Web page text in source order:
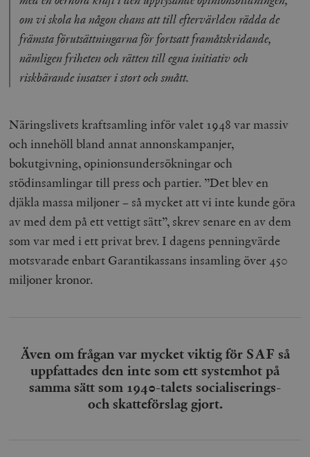
om vi skola ha någon chans att till eftervärlden rädda de
främsta förutsättningarna för fortsatt framåtskridande,
nämligen friheten och rätten till egna initiativ och
riskbärande insatser i stort och smått.
Näringslivets kraftsamling inför valet 1948 var massiv
och innehöll bland annat annonskampanjer,
bokutgivning, opinionsundersökningar och
stödinsamlingar till press och partier. ”Det blev en
djäkla massa miljoner – så mycket att vi inte kunde göra
av med dem på ett vettigt sätt”, skrev senare en av dem
som var med i ett privat brev. I dagens penningvärde
motsvarade enbart Garantikassans insamling över 450
miljoner kronor.
Även om frågan var mycket viktig för SAF så
uppfattades den inte som ett systemhot på
samma sätt som 1940-talets socialiserings-
och skatteförslag gjort.